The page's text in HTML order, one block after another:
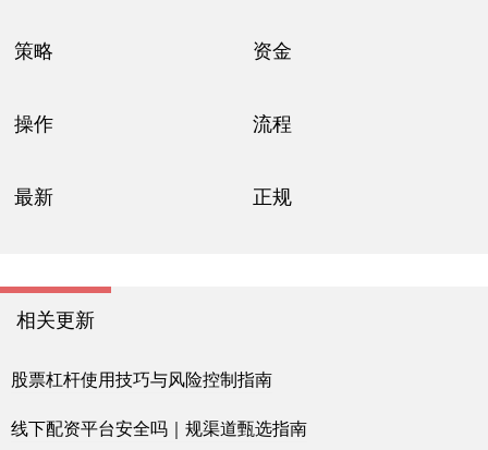
策略 资金
操作 流程
最新 正规
相关更新
股票杠杆使用技巧与风险控制指南
线下配资平台安全吗｜规渠道甄选指南